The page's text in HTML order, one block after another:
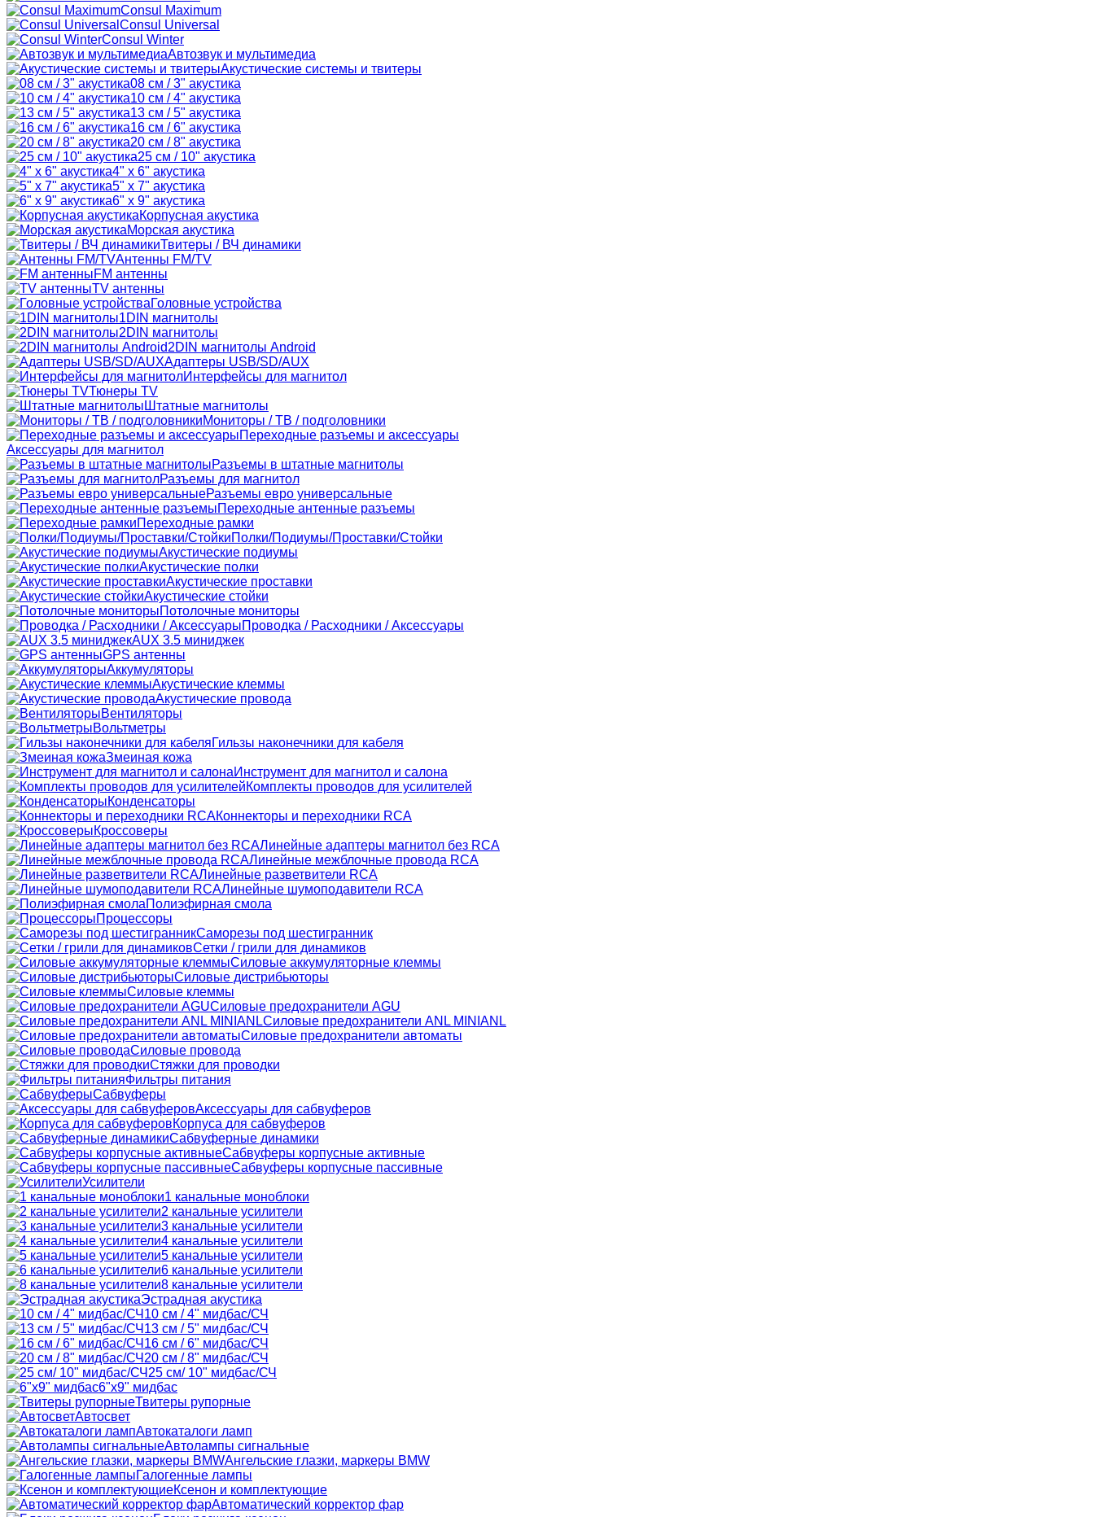
Consul Maximum
Consul Universal
Consul Winter
Автозвук и мультимедиа
Акустические системы и твитеры
08 см / 3" акустика
10 см / 4" акустика
13 см / 5" акустика
16 см / 6" акустика
20 см / 8" акустика
25 см / 10" акустика
4" x 6" акустика
5" x 7" акустика
6" x 9" акустика
Корпусная акустика
Морская акустика
Твитеры / ВЧ динамики
Антенны FM/TV
FM антенны
TV антенны
Головные устройства
1DIN магнитолы
2DIN магнитолы
2DIN магнитолы Android
Адаптеры USB/SD/AUX
Интерфейсы для магнитол
Тюнеры TV
Штатные магнитолы
Мониторы / ТВ / подголовники
Переходные разъемы и аксессуары
Аксессуары для магнитол
Разъемы в штатные магнитолы
Разъемы для магнитол
Разъемы евро универсальные
Переходные антенные разъемы
Переходные рамки
Полки/Подиумы/Проставки/Стойки
Акустические подиумы
Акустические полки
Акустические проставки
Акустические стойки
Потолочные мониторы
Проводка / Расходники / Аксессуары
AUX 3.5 миниджек
GPS антенны
Аккумуляторы
Акустические клеммы
Акустические провода
Вентиляторы
Вольтметры
Гильзы наконечники для кабеля
Змеиная кожа
Инструмент для магнитол и салона
Комплекты проводов для усилителей
Конденсаторы
Коннекторы и переходники RCA
Кроссоверы
Линейные адаптеры магнитол без RCA
Линейные межблочные провода RCA
Линейные разветвители RCA
Линейные шумоподавители RCA
Полиэфирная смола
Процессоры
Саморезы под шестигранник
Сетки / грили для динамиков
Силовые аккумуляторные клеммы
Силовые дистрибьюторы
Силовые клеммы
Силовые предохранители AGU
Силовые предохранители ANL MINIANL
Силовые предохранители автоматы
Силовые провода
Стяжки для проводки
Фильтры питания
Сабвуферы
Аксессуары для сабвуферов
Корпуса для сабвуферов
Сабвуферные динамики
Сабвуферы корпусные активные
Сабвуферы корпусные пассивные
Усилители
1 канальные моноблоки
2 канальные усилители
3 канальные усилители
4 канальные усилители
5 канальные усилители
6 канальные усилители
8 канальные усилители
Эстрадная акустика
10 см / 4" мидбас/СЧ
13 см / 5" мидбас/СЧ
16 см / 6" мидбас/СЧ
20 см / 8" мидбас/СЧ
25 см/ 10" мидбас/СЧ
6"x9" мидбас
Твитеры рупорные
Автосвет
Автокаталоги ламп
Автолампы сигнальные
Ангельские глазки, маркеры BMW
Галогенные лампы
Ксенон и комплектующие
Автоматический корректор фар